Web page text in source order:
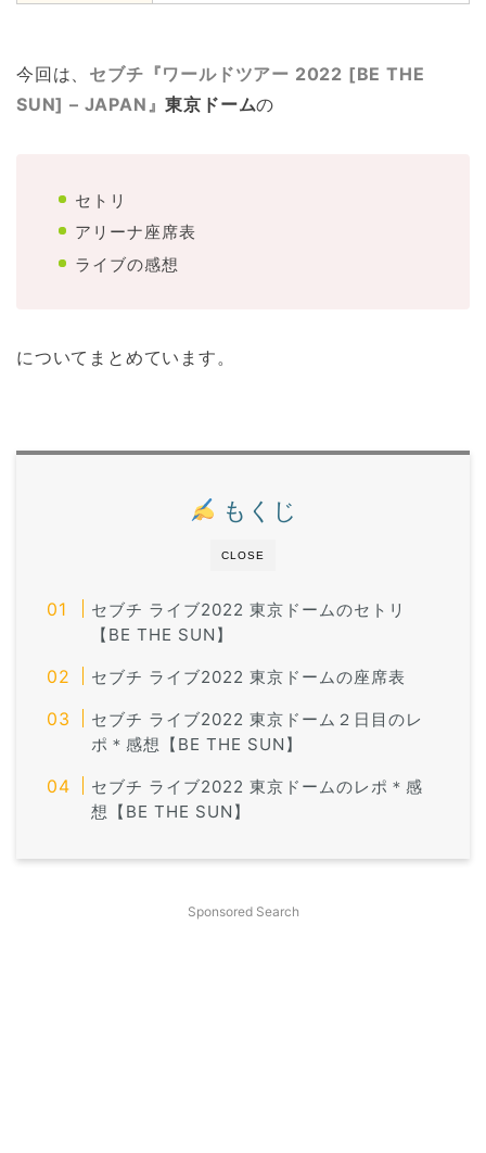
今回は、 セブチ『ワールドツアー 2022 [BE THE
SUN] – JAPAN』東京ドームの
セトリ
アリーナ座席表
ライブの感想
についてまとめています。
CLOSE
もくじ
セブチ ライブ2022 東京ドームのセトリ
【BE THE SUN】
セブチ ライブ2022 東京ドームの座席表
セブチ ライブ2022 東京ドーム２日目のレ
ポ＊感想【BE THE SUN】
セブチ ライブ2022 東京ドームのレポ＊感
想【BE THE SUN】
Sponsored Search